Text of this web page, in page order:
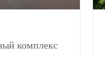
комплекс